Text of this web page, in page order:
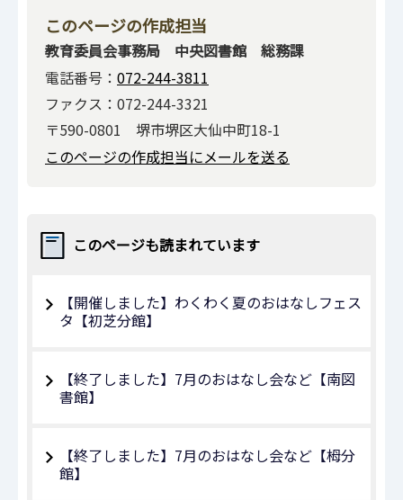
このページの作成担当
教育委員会事務局 中央図書館 総務課
電話番号： 072-244-3811
ファクス：072-244-3321
〒590-0801 堺市堺区大仙中町18-1
このページの作成担当にメールを送る
このページも読まれています
【開催しました】わくわく夏のおはなしフェス
タ【初芝分館】
【終了しました】7月のおはなし会など【南図
書館】
【終了しました】7月のおはなし会など【栂分
館】